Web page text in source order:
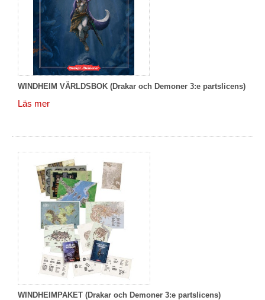
WINDHEIM VÄRLDSBOK (Drakar och Demoner 3:e partslicens)
Läs mer
WINDHEIMPAKET (Drakar och Demoner 3:e partslicens)